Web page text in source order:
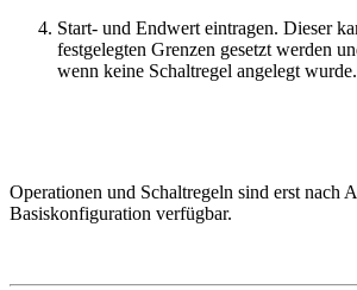
Start- und Endwert eintragen. Dieser
festgelegten Grenzen gesetzt werden
wenn keine Schaltregel angelegt wurde.
Operationen und Schaltregeln sind erst nach
Basiskonfiguration verfügbar.